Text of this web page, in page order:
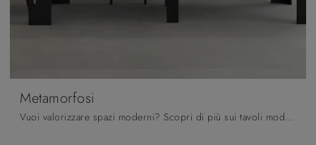
Metamorfosi
Vuoi valorizzare spazi moderni? Scopri di più sui tavoli moderni consolle: il modello da pranzo Metamorfosi ti attende.